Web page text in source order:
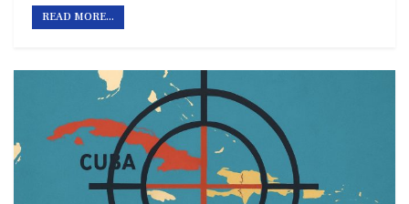
READ MORE...